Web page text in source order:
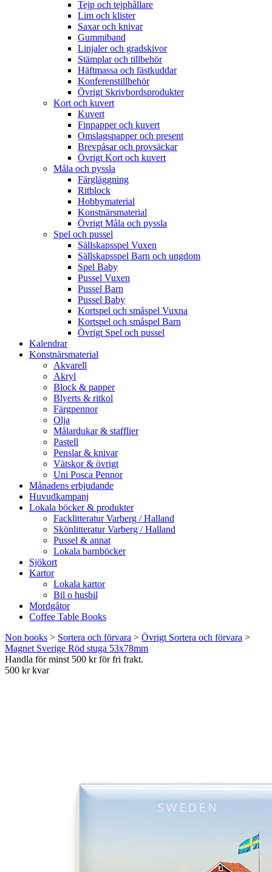
Tejp och tejphållare
Lim och klister
Saxar och knivar
Gummiband
Linjaler och gradskivor
Stämplar och tillbehör
Häftmassa och fästkuddar
Konferenstillbehör
Övrigt Skrivbordsprodukter
Kort och kuvert
Kuvert
Finpapper och kuvert
Omslagspapper och present
Brevpåsar och provsäckar
Övrigt Kort och kuvert
Måla och pyssla
Färgläggning
Ritblock
Hobbymaterial
Konstnärsmaterial
Övrigt Måla och pyssla
Spel och pussel
Sällskapsspel Vuxen
Sällskapsspel Barn och ungdom
Spel Baby
Pussel Vuxen
Pussel Barn
Pussel Baby
Kortspel och småspel Vuxna
Kortspel och småspel Barn
Övrigt Spel och pussel
Kalendrar
Konstnärsmaterial
Akvarell
Akryl
Block & papper
Blyerts & ritkol
Färgpennor
Olja
Målardukar & stafflier
Pastell
Penslar & knivar
Vätskor & övrigt
Uni Posca Pennor
Månadens erbjudande
Huvudkampanj
Lokala böcker & produkter
Facklitteratur Varberg / Halland
Skönlitteratur Varberg / Halland
Pussel & annat
Lokala barnböcker
Sjökort
Kartor
Lokala kartor
Bil o husbil
Mordgåtor
Coffee Table Books
Non books > Sortera och förvara > Övrigt Sortera och förvara >
Magnet Sverige Röd stuga 53x78mm
Handla för minst 500 kr för fri frakt.
500 kr kvar